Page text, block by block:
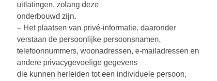
uitlatingen, zolang deze
onderbouwd zijn.
– Het plaatsen van privé-informatie, daaronder
verstaan de persoonlijke persoonsnamen,
telefoonnummers, woonadressen, e-mailadressen en
andere privacygevoelige gegevens
die kunnen herleiden tot een individuele persoon,